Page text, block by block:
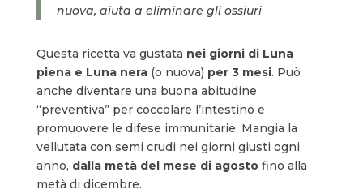
nuova, aiuta a eliminare gli ossiuri
Questa ricetta va gustata nei giorni di Luna
piena e Luna nera(o nuova) per 3 mesi. Può
anche diventare una buona abitudine
“preventiva” per coccolare l’intestino e
promuovere le difese immunitarie. Mangia la
vellutata con semi crudi nei giorni giusti ogni
anno, dalla metà del mese di agostofino alla
metà di dicembre.